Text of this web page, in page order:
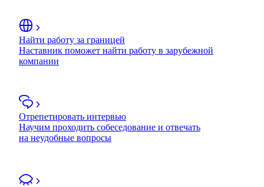
Найти работу за границей
Наставник поможет найти работу в зарубежной
компании
Отрепетировать интервью
Научим проходить собеседование и отвечать
на неудобные вопросы